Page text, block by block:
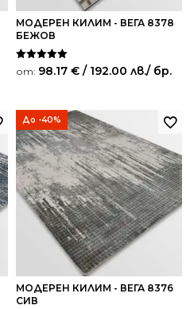
МОДЕРЕН КИЛИМ - ВЕГА 8378
БЕЖОВ
Оценено на
5.00
от: 98.17 € / 192.00 лв./ бр.
До -40%
МОДЕРЕН КИЛИМ - ВЕГА 8376
СИВ